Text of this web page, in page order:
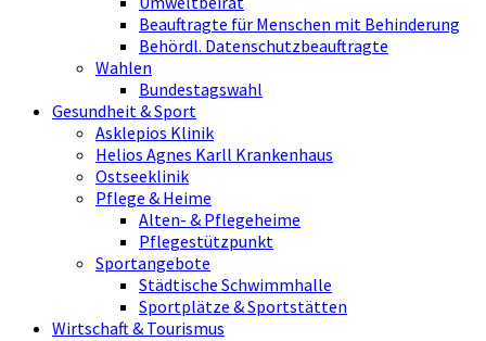
Beauftragte für Menschen mit Behinderung
Behördl. Datenschutzbeauftragte
Wahlen
Bundestagswahl
Gesundheit & Sport
Asklepios Klinik
Helios Agnes Karll Krankenhaus
Ostseeklinik
Pflege & Heime
Alten- & Pflegeheime
Pflegestützpunkt
Sportangebote
Städtische Schwimmhalle
Sportplätze & Sportstätten
Wirtschaft & Tourismus